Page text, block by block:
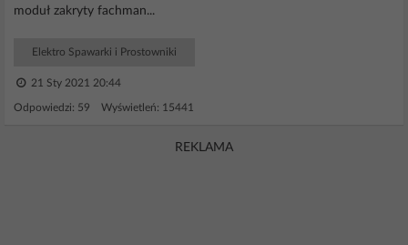
moduł zakryty fachman...
Elektro Spawarki i Prostowniki
21 Sty 2021 20:44
Odpowiedzi: 59 Wyświetleń: 15441
REKLAMA